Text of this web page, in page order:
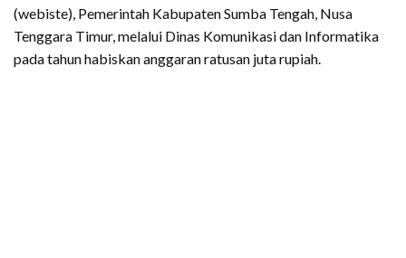
(webiste), Pemerintah Kabupaten Sumba Tengah, Nusa
Tenggara Timur, melalui Dinas Komunikasi dan Informatika
pada tahun habiskan anggaran ratusan juta rupiah.